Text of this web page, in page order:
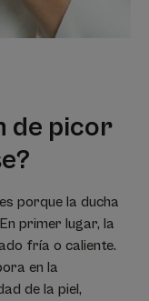
de picor
porque la ducha
primer lugar, la
fría o caliente.
en la
de la piel,